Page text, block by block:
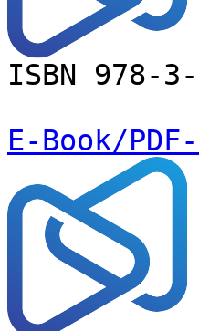
ISBN 978-
E-Book/